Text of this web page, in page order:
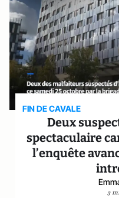
FIN DE CAVALE
Deux
spectaculaire
l’enquête
3